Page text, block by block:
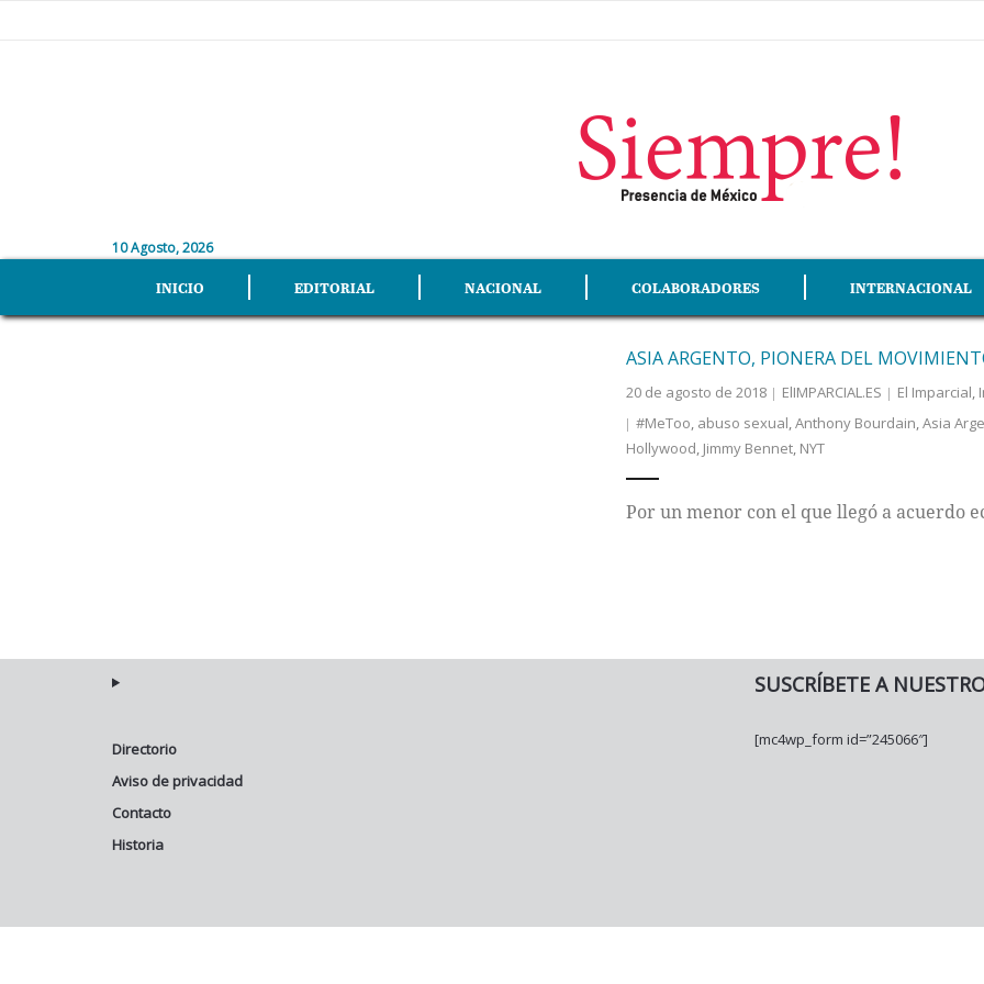
10 Agosto, 2026
INICIO EDITORIAL NACIONAL COLABORADORES INTERNACIONAL
ASIA ARGENTO, PIONERA DEL
20 de agosto de 2018 ElIMPARCIAL.ES El Imparcial,
#MeToo, abuso sexual,Anthony Bourdain,Asia
Hollywood, Jimmy Bennet, NYT
Por un menor con el que llegó a acuerdo
Directorio
Aviso de privacidad
Contacto
Historia
SUSCRÍBETE A
[mc4wp_form id=”245066″]